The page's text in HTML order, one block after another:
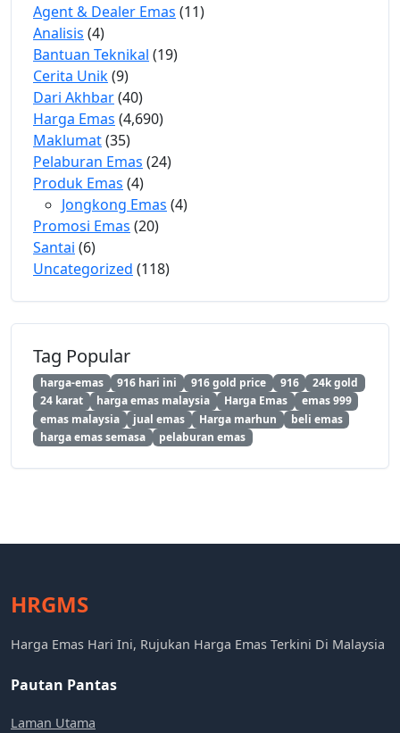
Agent & Dealer Emas (11)
Analisis (4)
Bantuan Teknikal (19)
Cerita Unik(9)
Dari Akhbar(40)
Harga Emas (4,690)
Maklumat(35)
Pelaburan Emas (24)
Produk Emas (4)
Jongkong Emas (4)
Promosi Emas (20)
Santai (6)
Uncategorized (118)
Tag Popular
harga-emas 916 hari ini 916 gold price 916
24k gold
24 karat
harga emas malaysia Harga Emas
emas 999
emas malaysia
jual emas Harga marhun
beli emas
harga emas semasa
pelaburan emas
HRGMS
Harga Emas Hari Ini, Rujukan Harga Emas Terkini Di Malaysia
Pautan Pantas
Laman Utama